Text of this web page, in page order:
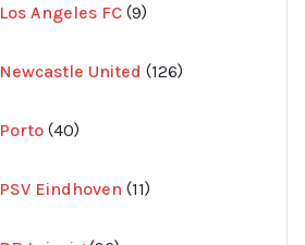
Los Angeles FC 9
produkter
Newcastle United 126
produkter
Porto 40
produkter
PSV Eindhoven 11
produkter